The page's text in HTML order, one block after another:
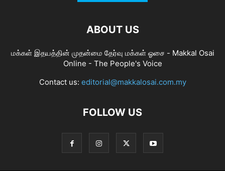
ABOUT US
மக்கள் இதயத்தின் முதன்மை தேர்வு மக்கள் ஓசை - Makkal Osai
Online - The People's Voice
Contact us: editorial@makkalosai.com.my
FOLLOW US